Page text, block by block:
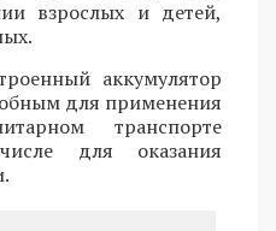
взрослых и детей,
аккумулятор
для применения
транспорте
для оказания